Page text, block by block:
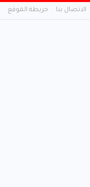
الاتصال بنا خريطة الموقع